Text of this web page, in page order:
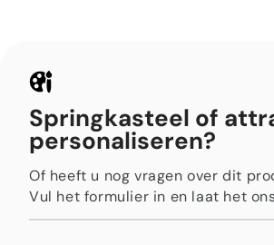
Springkasteel of
personaliseren?
Of heeft u nog vragen over dit
Vul het formulier in en laat het